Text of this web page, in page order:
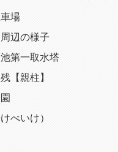
場
辺の様子
第一取水塔
【親柱】
べいけ）